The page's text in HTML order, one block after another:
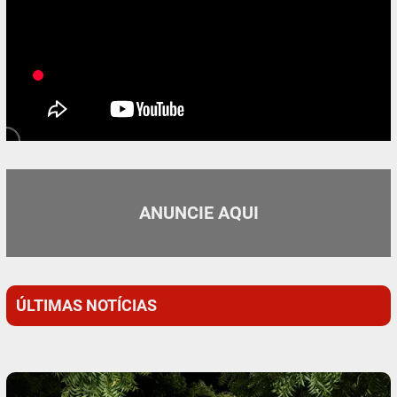
ANUNCIE AQUI
ÚLTIMAS NOTÍCIAS